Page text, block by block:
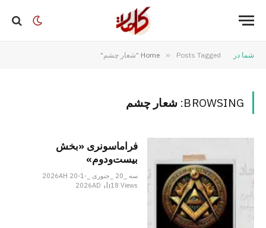
شما در Home » Posts Tagged "شعار چشم"
BROWSING: شعار چشم
فراماسونری «بخش
بیست‌ودوم»
سه _20 _جنوری _2026AH 20-1-
2026AD
18Views